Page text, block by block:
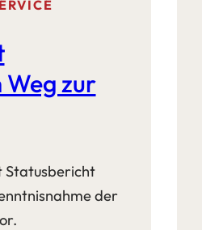
zur
Statusbericht
der